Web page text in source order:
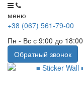
меню
+38 (067) 561-79-00
Пн - Вс с 9:00 до 18:00
Обратный звонок